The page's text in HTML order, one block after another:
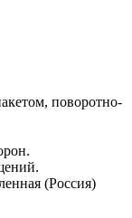
поворотно-
(Россия)